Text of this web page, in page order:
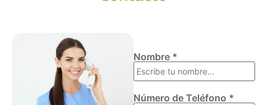
Nombre *
Número de Teléfono *